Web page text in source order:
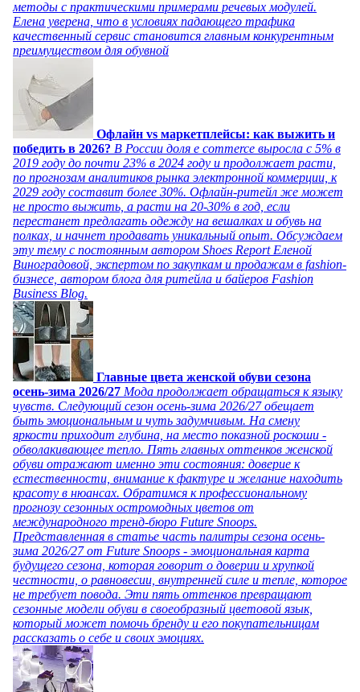
методы с практическими примерами речевых модулей.
Елена уверена, что в условиях падающего трафика
качественный сервис становится главным конкурентным
преимуществом для обувной
Офлайн vs маркетплейсы: как выжить и
победить в 2026? В России доля e commerce выросла с 5% в
2019 году до почти 23% в 2024 году и продолжает расти,
по прогнозам аналитиков рынка электронной коммерции, к
2029 году составит более 30%. Офлайн-ритейл же может
не просто выжить, а расти на 20-30% в год, если
перестанет предлагать одежду на вешалках и обувь на
полках, и начнет продавать уникальный опыт. Обсуждаем
эту тему с постоянным автором Shoes Report Еленой
Виноградовой, экспертом по закупкам и продажам в fashion-
бизнесе, автором блога для ритейла и байеров Fashion
Business Blog.
Главные цвета женской обуви сезона
осень-зима 2026/27 Мода продолжает обращаться к языку
чувств. Следующий сезон осень-зима 2026/27 обещает
быть эмоциональным и чуть задумчивым. На смену
яркости приходит глубина, на место показной роскоши -
обволакивающее тепло. Пять главных оттенков женской
обуви отражают именно эти состояния: доверие к
естественности, внимание к фактуре и желание находить
красоту в нюансах. Обратимся к профессиональному
прогнозу сезонных остромодных цветов от
международного тренд-бюро Future Snoops.
Представленная в статье часть палитры сезона осень-
зима 2026/27 от Future Snoops - эмоциональная карта
будущего сезона, которая говорит о доверии и хрупкой
честности, о равновесии, внутренней силе и тепле, которое
не требует повода. Эти пять оттенков превращают
сезонные модели обуви в своеобразный цветовой язык,
который может помочь бренду и его покупательницам
рассказать о себе и своих эмоциях.